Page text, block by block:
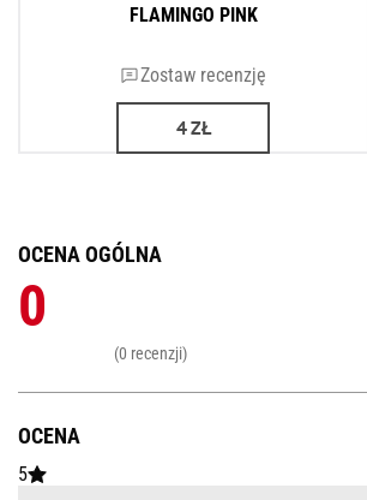
FLAMINGO PINK
Zostaw recenzję
4ZŁ
OCENA
5
OCENA OGÓLNA
0
(0 recenzji)